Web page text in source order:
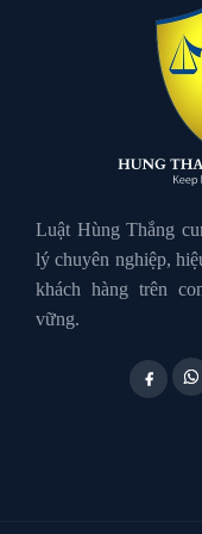
Luật Hùng Thắng
lý chuyên nghiệp,
khách hàng trên
vững.